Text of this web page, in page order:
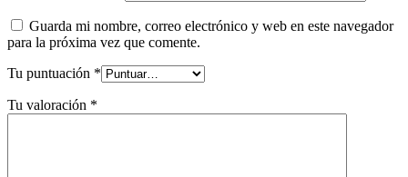
Guarda mi nombre, correo electrónico y web en este navegador
para la próxima vez que comente.
Tu puntuación *
Tu valoración *